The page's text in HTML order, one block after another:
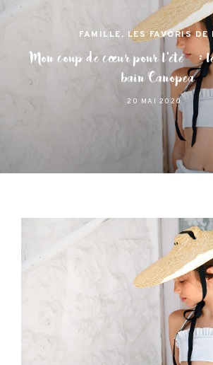
FAMILLE, LES FAVORIS DE
Mon coup de cœur pour l’été :
bain Canopea
20 MAI 2020